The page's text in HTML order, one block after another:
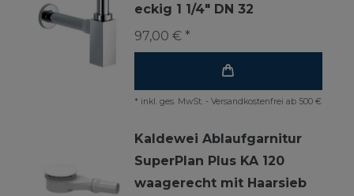
eckig 1 1/4" DN 32
97,00 € *
* inkl. ges. MwSt. - Versandkostenfrei ab 500 €
Kaldewei Ablaufgarnitur
SuperPlan Plus KA 120
waagerecht mit Haarsieb